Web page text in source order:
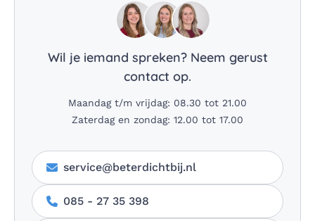
Wil je iemand spreken? Neem gerust
contact op.
Maandag t/m vrijdag: 08.30 tot 21.00
Zaterdag en zondag: 12.00 tot 17.00
service@beterdichtbij.nl
085 - 27 35 398